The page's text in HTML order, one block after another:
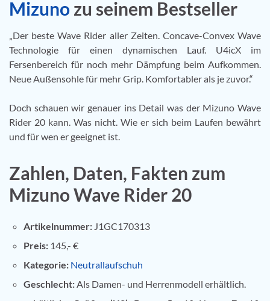
Mizunozu seinem Bestseller
„Der beste Wave Rider aller Zeiten. Concave-Convex Wave
Technologie für einen dynamischen Lauf. U4icX im
Fersenbereich für noch mehr Dämpfung beim Aufkommen.
Neue Außensohle für mehr Grip. Komfortabler als je zuvor.“
Doch schauen wir genauer ins Detail was der Mizuno Wave
Rider 20 kann. Was nicht. Wie er sich beim Laufen bewährt
und für wen er geeignet ist.
Zahlen, Daten, Fakten zum
Mizuno Wave Rider 20
Artikelnummer: J1GC170313
Preis: 145,- €
Kategorie: Neutrallaufschuh
Geschlecht:Als Damen- und Herrenmodell erhältlich.